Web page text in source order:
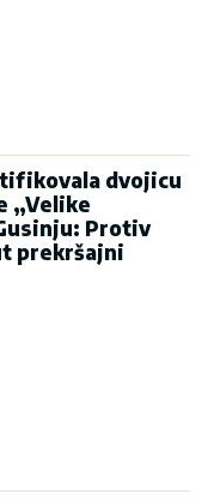
dvojicu
„Velike
Protiv
prekršajni